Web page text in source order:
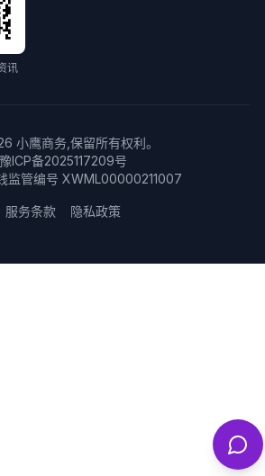
讯
小鹰商务,保留所有权利。
豫ICP备2025117209号
监管编号 XWML00000211007
服务条款 隐私政策